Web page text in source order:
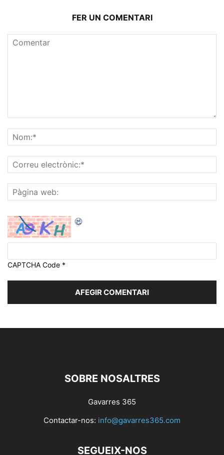
FER UN COMENTARI
CAPTCHA Code *
SOBRE NOSALTRES
Gavarres 365
Contactar-nos: info@gavarres365.com
SEGUEIX-NOS